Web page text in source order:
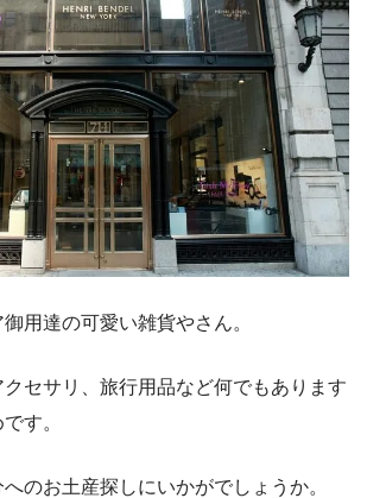
用達の可愛い雑貨やさん。
セサリ、旅行用品など何でもあります
す。
のお土産探しにいかがでしょうか。